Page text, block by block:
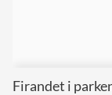
Firandet i